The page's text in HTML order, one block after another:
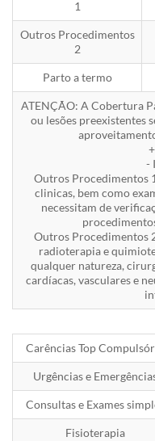
1
Outros Procedimentos
2
Parto a termo
ATENÇÃO: A Cobertura
ou lesões preexistentes
-
Outros Procedimentos
clinicas, bem como
necessitam de
Outros Procedimentos
radioterapia e
qualquer natureza,
cardíacas, vasculares e
Carências Top
Urgências e
Consultas e Exames
Fisioterapia